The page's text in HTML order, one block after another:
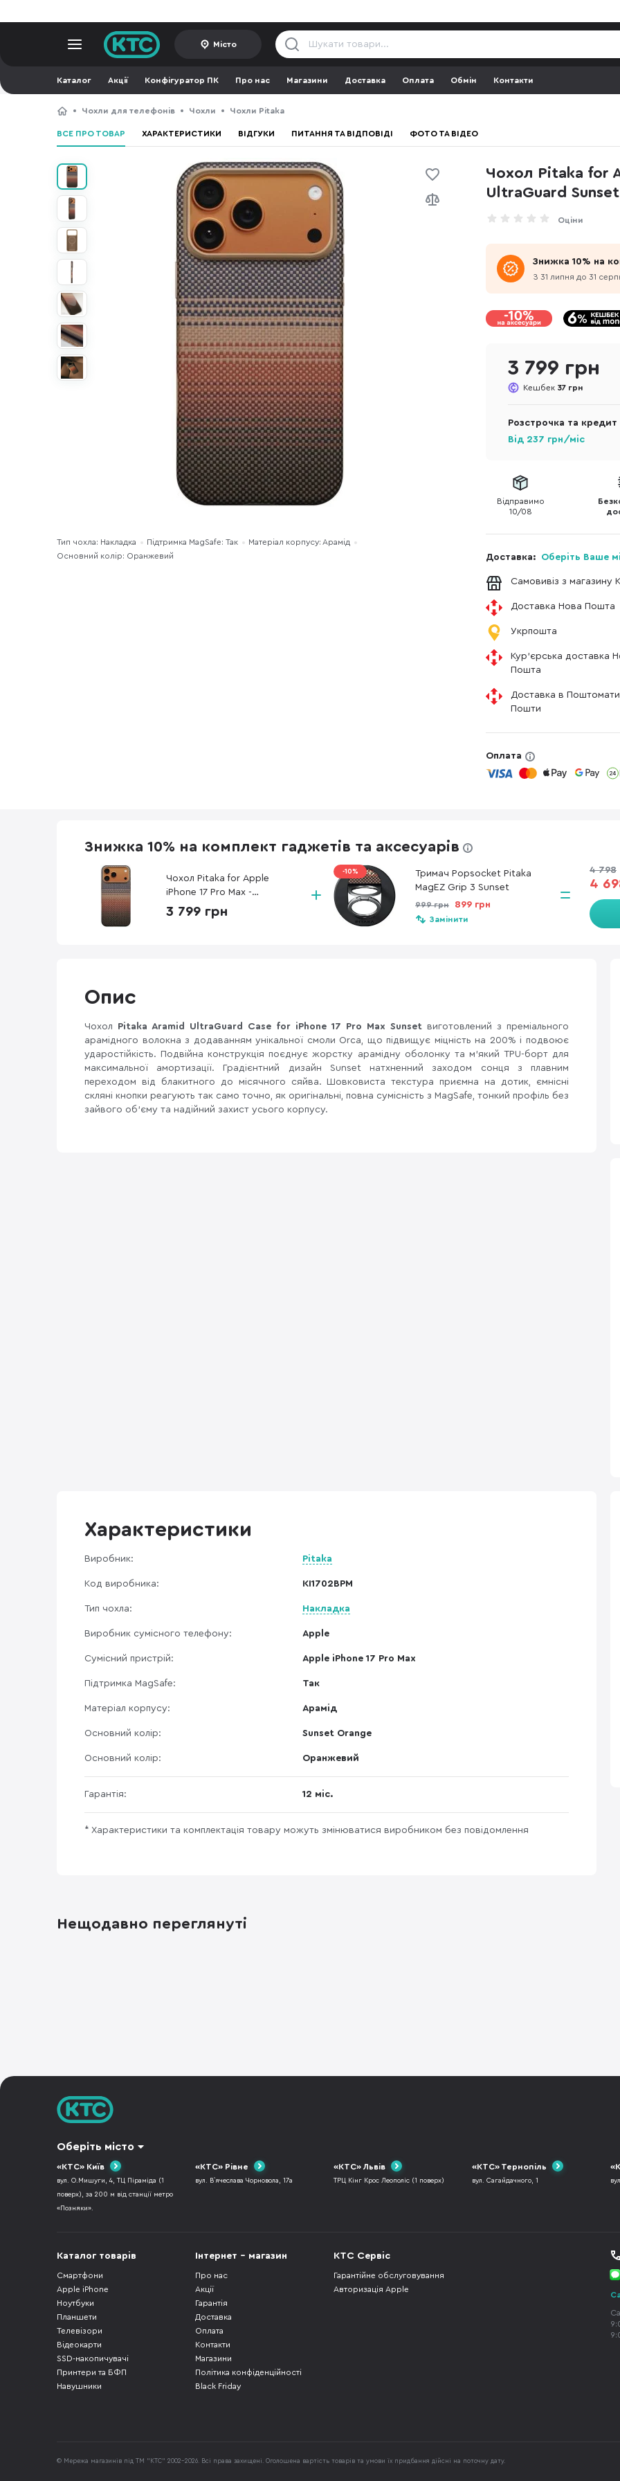
Місто
Каталог Акції Конфігуратор ПК Про нас Магазини Доставка Оплата Обмін Контакти
Чохли для телефонів Чохли Чохли Pitaka
ВСЕ ПРО ТОВАР ХАРАКТЕРИСТИКИ ВІДГУКИ ПИТАННЯ ТА ВІДПОВІДІ ФОТО ТА ВІДЕО
Чохол Pitaka for
UltraGuard
Оціни
Тип чохла: Накладка Підтримка MagSafe: Так
Матеріал корпусу: Арамід
Основний колір: Оранжевий
Знижка 10% на
З 31 липня до 31
3 799 грн
Кешбек 37 грн
Розстрочка та кредит
Від 237 грн/міс
Відправимо
10/08
Доставка: Оберіть Ваше
Самовивіз з магазину
Доставка Нова Пошта
Укрпошта
Кур'єрська доставка
Пошта
Доставка в
Пошти
Оплата
Знижка 10% на комплект гаджетів та аксесуарів
Чохол Pitaka for Apple
iPhone 17 Pro Max -
UltraGuard Sunset
(KI1702BPM)
3 799 грн
-10%
Тримач Popsocket Pitaka
MagEZ Grip 3 Sunset
999 грн 899 грн
Замінити
4 798
4
Опис
Чохол Pitaka Aramid UltraGuard Case for iPhone 17 Pro Max Sunset виготовлений з преміального
арамідного волокна з додаванням унікальної смоли Orca, що підвищує міцність на 200% і подвоює
ударостійкість. Подвійна конструкція поєднує жорстку арамідну оболонку та м'який TPU-борт для
максимальної амортизації. Градієнтний дизайн Sunset натхненний заходом сонця з плавним
переходом від блакитного до місячного сяйва. Шовковиста текстура приємна на дотик, ємнісні
скляні кнопки реагують так само точно, як оригінальні, повна сумісність з MagSafe, тонкий профіль без
зайвого об'єму та надійний захист усього корпусу.
Характеристики
Виробник: Pitaka
Код виробника: KI1702BPM
Тип чохла: Накладка
Виробник сумісного телефону: Apple
Сумісний пристрій: Apple iPhone 17 Pro Max
Підтримка MagSafe: Так
Матеріал корпусу: Арамід
Основний колір: Sunset Orange
Основний колір: Оранжевий
Гарантія: 12 міс.
* Характеристики та комплектація товару можуть змінюватися виробником без повідомлення
Нещодавно переглянуті
Оберіть місто
«КТС» Київ
вул. О.Мишуги, 4, ТЦ Піраміда (1
поверх), за 200 м від станції метро
«Позняки».
«КТС» Рівне
вул. В`ячеслава Чорновола, 17а
«КТС» Львів
ТРЦ Кінг Крос Леополіс (1 поверх)
«КТС» Тернопіль
вул. Сагайдачного, 1
Каталог товарів
Смартфони
Apple iPhone
Ноутбуки
Планшети
Телевізори
Відеокарти
SSD-накопичувачі
Принтери та БФП
Навушники
Інтернет - магазин
Про нас
Акції
Гарантія
Доставка
Оплата
Контакти
Магазини
Політика конфіденційності
Black Friday
КТС Сервіс
Гарантійне обслуговування
Авторизація Apple
© Мережа магазинів під ТМ "КТС" 2002-2026. Всі права захищені. Оголошена вартість товарів та умови їх придбання дійсні на поточну дату.